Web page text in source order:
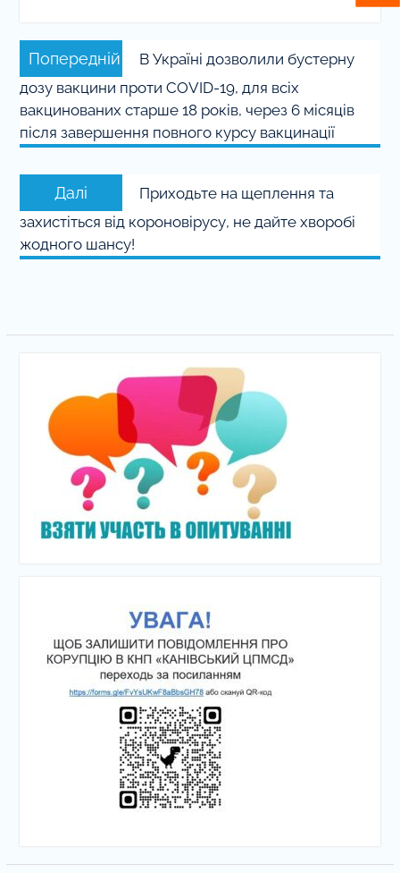
Навігація
записів
Попередній
Попередній
запис:
В Україні дозволили бустерну
дозу вакцини проти COVID-19, для всіх
вакцинованих старше 18 років, через 6 місяців
після завершення повного курсу вакцинації
Далі
запис:
Приходьте на щеплення та
захистіться від короновірусу, не дайте хворобі
жодного шансу!